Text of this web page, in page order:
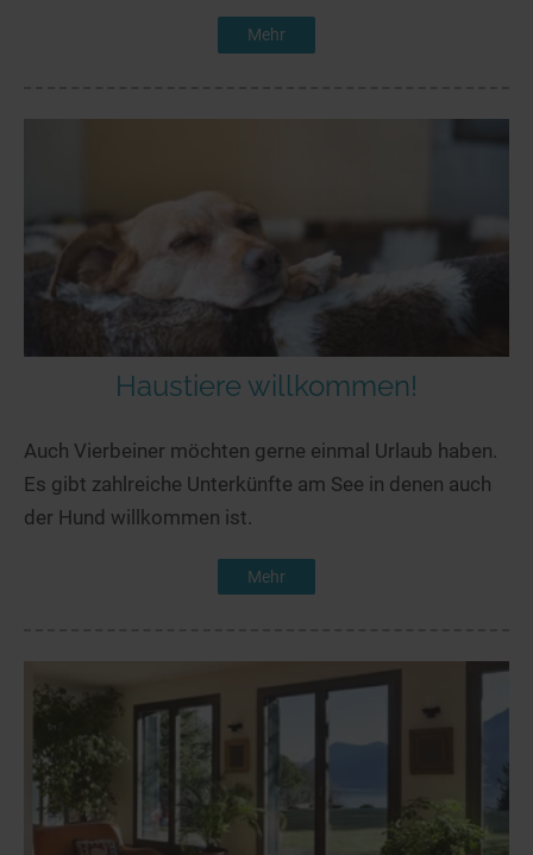
Mehr
Haustiere willkommen!
Auch Vierbeiner möchten gerne einmal Urlaub haben.
Es gibt zahlreiche Unterkünfte am See in denen auch
der Hund willkommen ist.
Mehr